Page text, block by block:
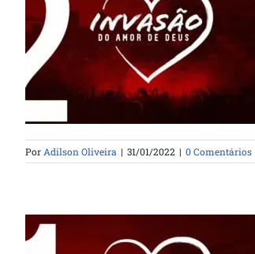
Invasão do Amor de Deus –
Trenamento 02
Por Adilson Oliveira | 31/01/2022 | 0 Comentários